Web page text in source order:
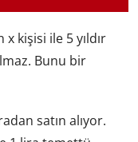
kişisi ile 5 yıldır
Bunu bir
satın alıyor.